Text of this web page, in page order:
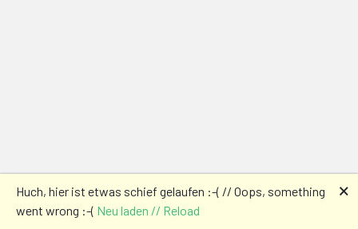
Huch, hier ist etwas schief gelaufen :-( // Oops, something
went wrong :-( Neu laden // Reload
🗙